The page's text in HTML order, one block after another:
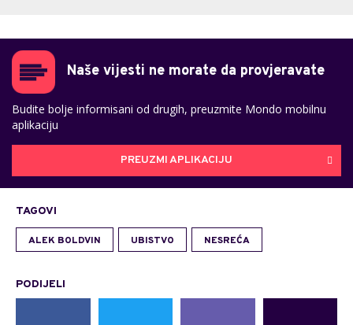
Naše vijesti ne morate da provjeravate
Budite bolje informisani od drugih, preuzmite Mondo mobilnu
aplikaciju
PREUZMI APLIKACIJU
TAGOVI
ALEK BOLDVIN UBISTVO NESREĆA
PODIJELI